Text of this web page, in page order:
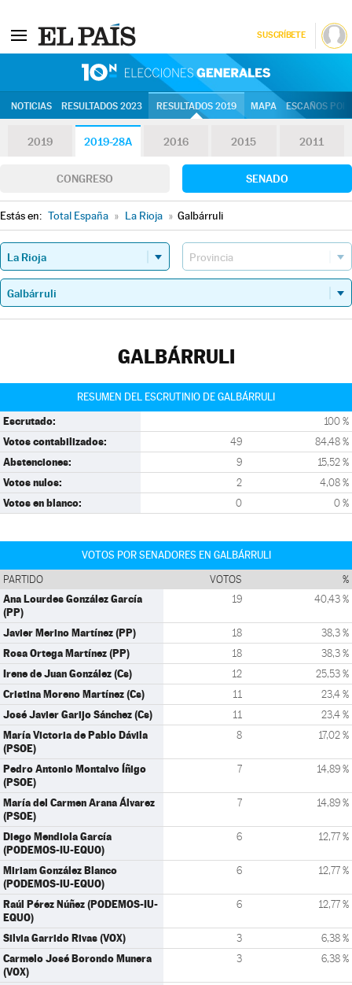
SUSCRÍBETE
NOTICIAS RESULTADOS 2023 RESULTADOS 2019 MAPA ESCAÑOS
2019 2019-28A 2016 2015 2011
CONGRESO SENADO
Estás en: Total España » La Rioja » Galbárruli
GALBÁRRULI
RESUMEN DEL ESCRUTINIO DE GALBÁRRULI
Escrutado: 100 %
Votos contabilizados: 49 84,48 %
Abstenciones: 9 15,52 %
Votos nulos: 2 4,08 %
Votos en blanco: 0 0 %
VOTOS POR SENADORES EN GALBÁRRULI
PARTIDO VOTOS %
Ana Lourdes González García
(PP)
19 40,43 %
Javier Merino Martínez (PP) 18 38,3 %
Rosa Ortega Martínez (PP) 18 38,3 %
Irene de Juan González (Cs) 12 25,53 %
Cristina Moreno Martínez (Cs) 11 23,4 %
José Javier Garijo Sánchez (Cs) 11 23,4 %
María Victoria de Pablo Dávila
(PSOE)
8 17,02 %
Pedro Antonio Montalvo Íñigo
(PSOE)
7 14,89 %
María del Carmen Arana Álvarez
(PSOE)
7 14,89 %
Diego Mendiola García
(PODEMOS-IU-EQUO)
6 12,77 %
Miriam González Blanco
(PODEMOS-IU-EQUO)
6 12,77 %
Raúl Pérez Núñez (PODEMOS-IU-
EQUO)
6 12,77 %
Silvia Garrido Rivas (VOX) 3 6,38 %
Carmelo José Borondo Munera
(VOX)
3 6,38 %